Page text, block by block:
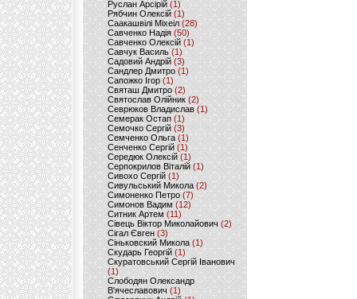
Руслан Арсірій(1)
Рябчин Олексій (1)
Саакашвілі Міхеіл(28)
Савченко Надія (50)
Савченко Олексій(1)
Савчук Василь (1)
Садовий Андрій (3)
Сандлер Дмитро(1)
Сапожко Ігор(1)
Святаш Дмитро (2)
Святослав Олійник (2)
Севрюков Владислав (1)
Семерак Остап (1)
Семочко Сергій (3)
Семченко Ольга (1)
Сенченко Сергій(1)
Середюк Олексій(1)
Серпокрилов Віталій(1)
Сивохо Сергій(1)
Сивульський Микола(2)
Симоненко Петро(7)
Симонов Вадим (12)
Ситник Артем(11)
Сівець Віктор Миколайович(2)
Сігал Євген (3)
Сіньковский Микола(1)
Скударь Георгій (1)
Скуратовський Сергій Іванович
(1)
Слободян Олександр
В'ячеславович(1)